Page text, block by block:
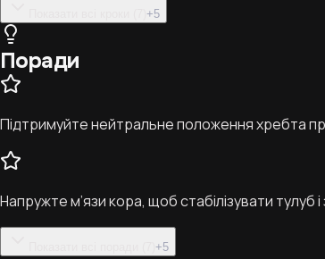
+5
Поради
Підтримуйте нейтральне положення хребта
Напружте м’язи кора, щоб стабілізувати тулуб
+5